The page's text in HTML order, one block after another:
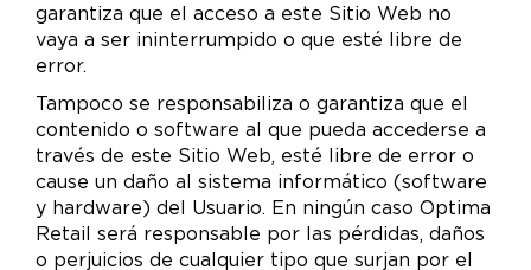
garantiza que el acceso a este Sitio Web no
vaya a ser ininterrumpido o que esté libre de
error.
Tampoco se responsabiliza o garantiza que el
contenido o software al que pueda accederse a
través de este Sitio Web, esté libre de error o
cause un daño al sistema informático (software
y hardware) del Usuario. En ningún caso Optima
Retail será responsable por las pérdidas, daños
o perjuicios de cualquier tipo que surjan por el